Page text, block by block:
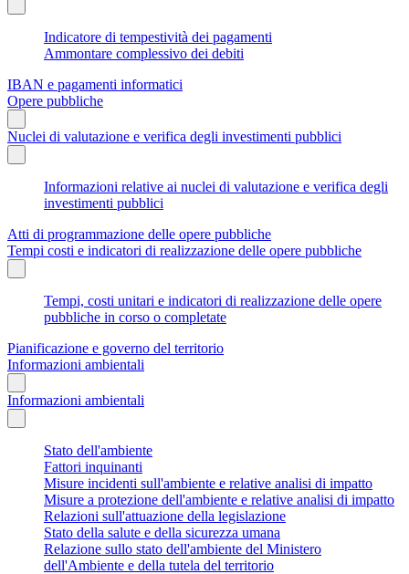
Indicatore di tempestività dei pagamenti
Ammontare complessivo dei debiti
IBAN e pagamenti informatici
Opere pubbliche
Nuclei di valutazione e verifica degli investimenti pubblici
Informazioni relative ai nuclei di valutazione e verifica degli
investimenti pubblici
Atti di programmazione delle opere pubbliche
Tempi costi e indicatori di realizzazione delle opere pubbliche
Tempi, costi unitari e indicatori di realizzazione delle opere
pubbliche in corso o completate
Pianificazione e governo del territorio
Informazioni ambientali
Informazioni ambientali
Stato dell'ambiente
Fattori inquinanti
Misure incidenti sull'ambiente e relative analisi di impatto
Misure a protezione dell'ambiente e relative analisi di impatto
Relazioni sull'attuazione della legislazione
Stato della salute e della sicurezza umana
Relazione sullo stato dell'ambiente del Ministero
dell'Ambiente e della tutela del territorio